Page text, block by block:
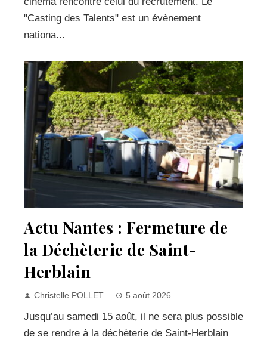
"Casting des Talents" est un évènement
nationa...
Actu Nantes : Fermeture de
la Déchèterie de Saint-
Herblain
Christelle POLLET 5 août 2026
Jusqu’au samedi 15 août, il ne sera plus possible
de se rendre à la déchèterie de Saint-Herblain